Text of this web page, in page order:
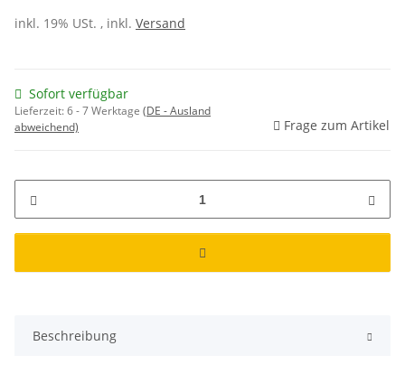
inkl. 19% USt. , inkl. Versand
Sofort verfügbar
Lieferzeit:6 - 7 Werktage (DE - Ausland
abweichend)
Frage zum Artikel
Beschreibung